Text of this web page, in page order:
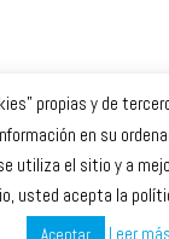
Baloncesto
propias y de
en su
utiliza el sitio y a
usted acepta la
Aceptar Leer más